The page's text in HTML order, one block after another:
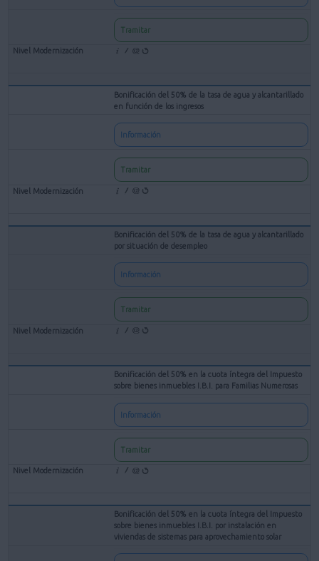
Tramitar
Bonificación del 50% de la tasa de agua y alcantarillado
en función de los ingresos
Información
Tramitar
Bonificación del 50% de la tasa de agua y alcantarillado
por situación de desempleo
Información
Tramitar
Bonificación del 50% en la cuota íntegra del Impuesto
sobre bienes inmuebles I.B.I. para Familias Numerosas
Información
Tramitar
Bonificación del 50% en la cuota íntegra del Impuesto
sobre bienes inmuebles I.B.I. por instalación en
viviendas de sistemas para aprovechamiento solar